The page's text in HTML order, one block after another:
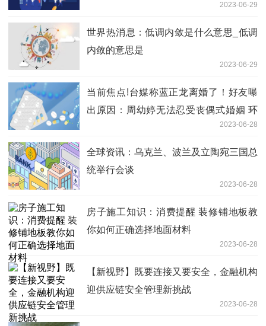
2023-06-29
世界热消息：低调内敛是什么意思_低调
内敛的意思是
2023-06-29
当前焦点!台媒称蓝正龙离婚了！好友曝
出原因：周幼婷无法忍受丧偶式婚姻 环
2023-06-28
全球资讯：乌克兰、波兰及立陶宛三国总
统举行会谈
2023-06-28
房子施工知识：消费提醒 装修铺地板教
你如何正确选择地面材料
2023-06-28
【新视野】既要连接又要安全，金融机构
迎供应链安全管理新挑战
2023-06-28